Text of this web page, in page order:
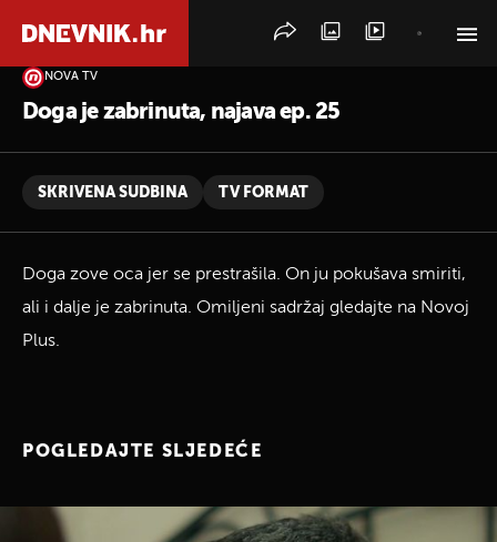
NOVA TV
Doga je zabrinuta, najava ep. 25
SKRIVENA SUDBINA TV FORMAT
Doga zove oca jer se prestrašila. On ju pokušava smiriti,
ali i dalje je zabrinuta. Omiljeni sadržaj gledajte na Novoj
Plus.
POGLEDAJTE SLJEDEĆE
PRETRAŽITE VIJESTI